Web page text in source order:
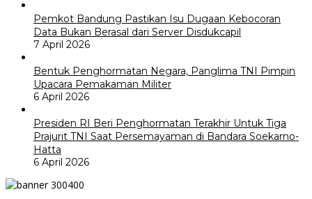
Pemkot Bandung Pastikan Isu Dugaan Kebocoran
Data Bukan Berasal dari Server Disdukcapil
7 April 2026
Bentuk Penghormatan Negara, Panglima TNI Pimpin
Upacara Pemakaman Militer
6 April 2026
Presiden RI Beri Penghormatan Terakhir Untuk Tiga
Prajurit TNI Saat Persemayaman di Bandara Soekarno-
Hatta
6 April 2026